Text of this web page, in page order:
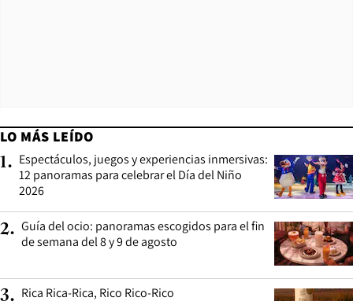
LO MÁS LEÍDO
1. Espectáculos, juegos y experiencias inmersivas:
12 panoramas para celebrar el Día del Niño
2026
2. Guía del ocio: panoramas escogidos para el fin
de semana del 8 y 9 de agosto
3. Rica Rica-Rica, Rico Rico-Rico